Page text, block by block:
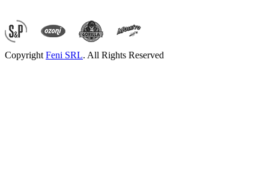
Copyright Feni SRL. All Rights Reserved